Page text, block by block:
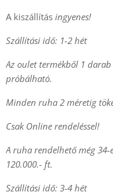
A kiszállítás ingyenes!
Szállítási idő: 1-2 hét
Az oulet termékből 1
próbálható.
Minden ruha 2 méretig
Csak Online rendeléssel!
A ruha rendelhető még
120.000.- ft.
Szállítási idő: 3-4 hét